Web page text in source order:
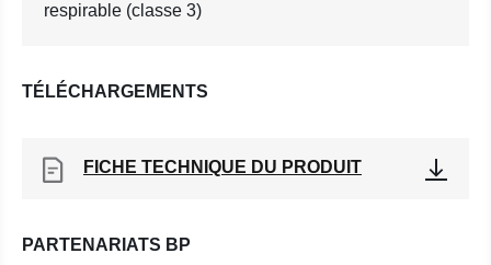
respirable (classe 3)
TÉLÉCHARGEMENTS
FICHE TECHNIQUE DU PRODUIT
PARTENARIATS BP